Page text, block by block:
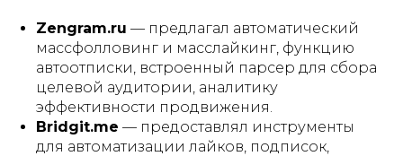
Zengram.ru — предлагал автоматический
массфолловинг и масслайкинг, функцию
автоотписки, встроенный парсер для сбора
целевой аудитории, аналитику
эффективности продвижения.
Bridgit.me — предоставлял инструменты
для автоматизации лайков, подписок,